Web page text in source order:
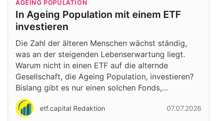
AGEING POPULATION
In Ageing Population mit einem ETF
investieren
Die Zahl der älteren Menschen wächst ständig,
was an der steigenden Lebenserwartung liegt.
Warum nicht in einen ETF auf die alternde
Gesellschaft, die Ageing Population, investieren?
Bislang gibt es nur einen solchen Fonds,…
etf.capital Redaktion 07.07.2026